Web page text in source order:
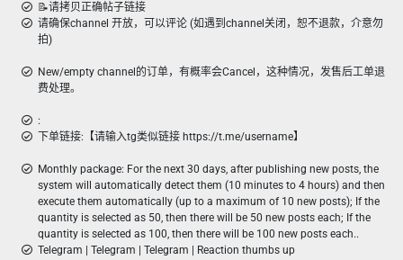
📝请拷贝正确帖子链接
请确保channel 开放，可以评论 (如遇到channel关闭，恕不退款，介意勿
拍)
New/empty channel的订单，有概率会Cancel，这种情况，发售后工单退
费处理。
:
下单链接:【请输入tg类似链接 https://t.me/username】
Monthly package: For the next 30 days, after publishing new posts, the
system will automatically detect them (10 minutes to 4 hours) and then
execute them automatically (up to a maximum of 10 new posts); If the
quantity is selected as 50, then there will be 50 new posts each; If the
quantity is selected as 100, then there will be 100 new posts each..
Telegram | Telegram | Telegram | Reaction thumbs up